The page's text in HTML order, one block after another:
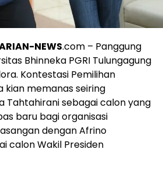
NEWS.com – Panggung
Bhinneka PGRI Tulungagung
Kontestasi Pemilihan
kian memanas seiring
Tahtahirani sebagai calon yang
baru bagi organisasi
dengan Afrino
calon Wakil Presiden